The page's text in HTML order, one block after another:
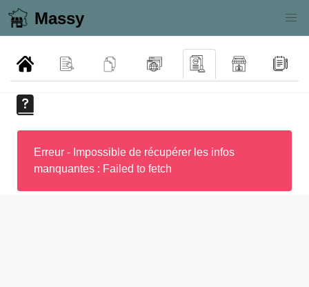
Massy
Erreur - Impossible de récupérer les infos
manquantes : Failed to fetch